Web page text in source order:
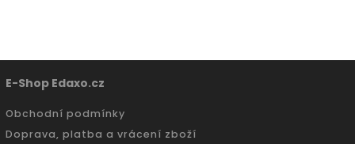
E-Shop Edaxo.cz
Obchodní podmínky
Doprava, platba a vrácení zboží